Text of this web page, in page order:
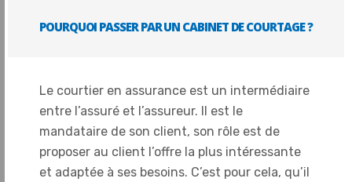
POURQUOI PASSER PAR UN CABINET DE COURTAGE ?
Le courtier en assurance est un intermédiaire
entre l’assuré et l’assureur. Il est le
mandataire de son client, son rôle est de
proposer au client l’offre la plus intéressante
et adaptée à ses besoins. C’est pour cela, qu’il